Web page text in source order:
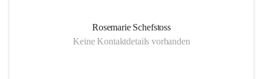
Rosemarie Schefstoss
Keine Kontaktdetails vorhanden